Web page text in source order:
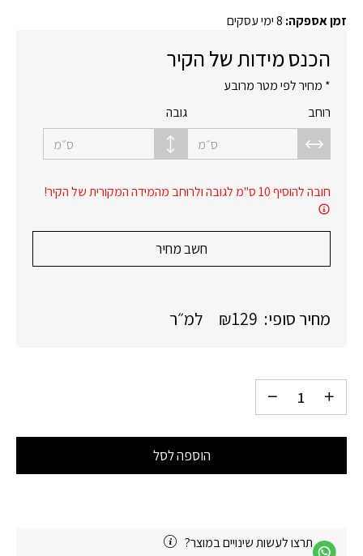
זמן אספקה: 8 ימי עסקים
הכנס מידות של הקיר
* מחיר לפי מטר מרובע
רוחב
ס״מ
גובה
ס״מ
חובה להוסיף 10 ס"מ לגובה ולרוחב מהמידה המקורית של הקיר!
חשב מחיר
מחיר סופי: ₪129 למ״ר
הוספה לסל
תרצו לעשות שינויים במוצר?